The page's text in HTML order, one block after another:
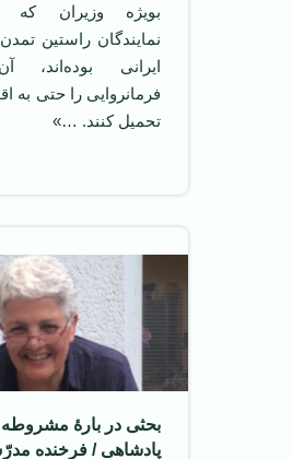
بویژه وزیران که
نمایندگان راستین
ایرانی بوده‌اند،
فرمانروایی را حتی به
تحمیل کنند. …»
بحثی در بارۀ
پادشاهی / فرخنده